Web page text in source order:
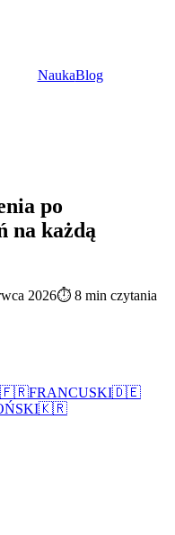
NaukaBlog
po
na każdą
2026⏱ 8 min czytania
🇫🇷FRANCUSKI🇩🇪
🇰🇷